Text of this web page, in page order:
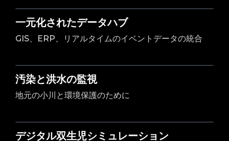
一元化されたデータハブ
GIS、ERP、リアルタイムのイベントデータの統合
汚染と洪水の監視
地元の小川と環境保護のために
デジタル双生児シミュレーション